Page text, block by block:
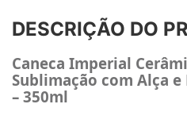
DESCRIÇÃO DO
Caneca Imperial
Sublimação com Alça
– 350ml